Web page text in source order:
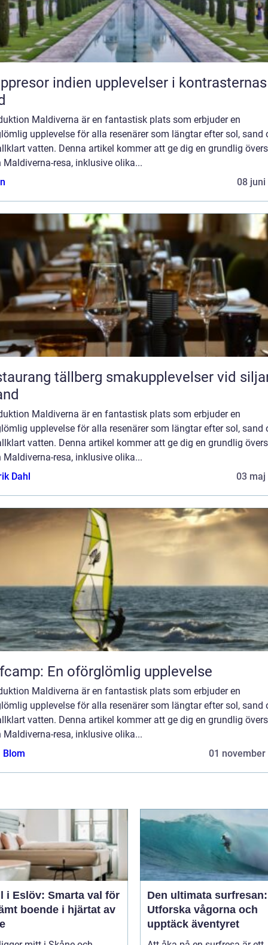
indien upplevelser i kontrasternas
Maldiverna är en fantastisk plats som erbjuder en
upplevelse för alla resenärer som längtar efter sol, sand
vatten. Denna artikel kommer att ge dig en grundlig
Maldiverna-resa, inklusive olika...
08 juni
tällberg smakupplevelser vid siljans
Maldiverna är en fantastisk plats som erbjuder en
upplevelse för alla resenärer som längtar efter sol, sand
vatten. Denna artikel kommer att ge dig en grundlig
Maldiverna-resa, inklusive olika...
Dahl
03 maj
En oförglömlig upplevelse
Maldiverna är en fantastisk plats som erbjuder en
upplevelse för alla resenärer som längtar efter sol, sand
vatten. Denna artikel kommer att ge dig en grundlig
Maldiverna-resa, inklusive olika...
Blom
01 november
i Eslöv: Smarta val för
boende i hjärtat av
Den ultimata surfresan:
Utforska vågorna och
upptäck äventyret